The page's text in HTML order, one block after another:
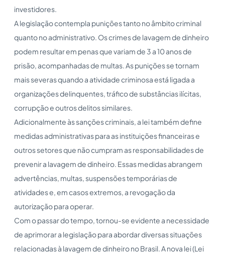
investidores.
A legislação contempla punições tanto no âmbito criminal
quanto no administrativo. Os crimes de lavagem de dinheiro
podem resultar em penas que variam de 3 a 10 anos de
prisão, acompanhadas de multas. As punições se tornam
mais severas quando a atividade criminosa está ligada a
organizações delinquentes, tráfico de substâncias ilícitas,
corrupção e outros delitos similares.
Adicionalmente às sanções criminais, a lei também define
medidas administrativas para as instituições financeiras e
outros setores que não cumpram as responsabilidades de
prevenir a lavagem de dinheiro. Essas medidas abrangem
advertências, multas, suspensões temporárias de
atividades e, em casos extremos, a revogação da
autorização para operar.
Com o passar do tempo, tornou-se evidente a necessidade
de aprimorar a legislação para abordar diversas situações
relacionadas à lavagem de dinheiro no Brasil. A nova lei (Lei